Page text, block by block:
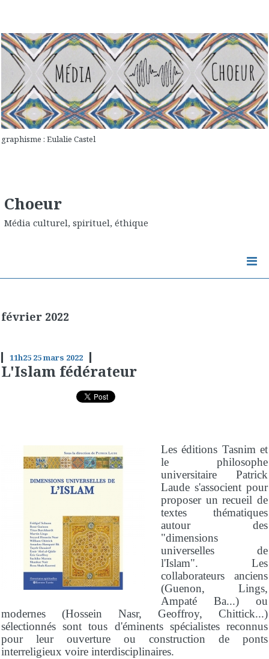
graphisme : Eulalie Castel
Choeur
Média culturel, spirituel, éthique
février 2022
11h25 25mars 2022
L'Islam fédérateur
Les éditions Tasnim et
le philosophe
universitaire Patrick
Laude s'associent pour
proposer un recueil de
textes thématiques
autour des
"dimensions
universelles de
l'Islam". Les
collaborateurs anciens
(Guenon, Lings,
Ampaté Ba...) ou
modernes (Hossein Nasr, Geoffroy, Chittick...)
sélectionnés sont tous d'éminents spécialistes reconnus
pour leur ouverture ou construction de ponts
interreligieux voire interdisciplinaires.